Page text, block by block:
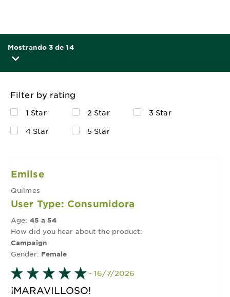
Mostrando 3 de 14
Filter by rating
1 Star 2 Star
3 Star
4 Star
5 Star
Emilse
Quilmes
User Type: Consumidora
Age: 45 a 54
How did you hear about the product:
Campaign
Gender: Female
- 16/7/2026
¡MARAVILLOSO!